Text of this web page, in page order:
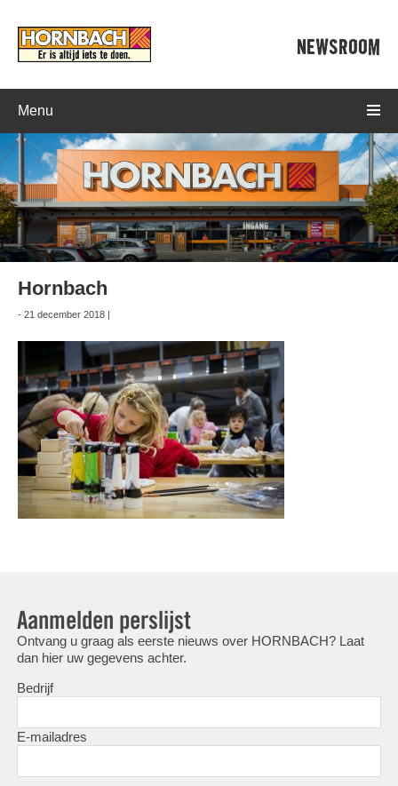
NEWSROOM
Menu
Hornbach
- 21 december 2018 |
Aanmelden perslijst
Ontvang u graag als eerste nieuws over HORNBACH? Laat
dan hier uw gegevens achter.
Bedrijf
E-mailadres